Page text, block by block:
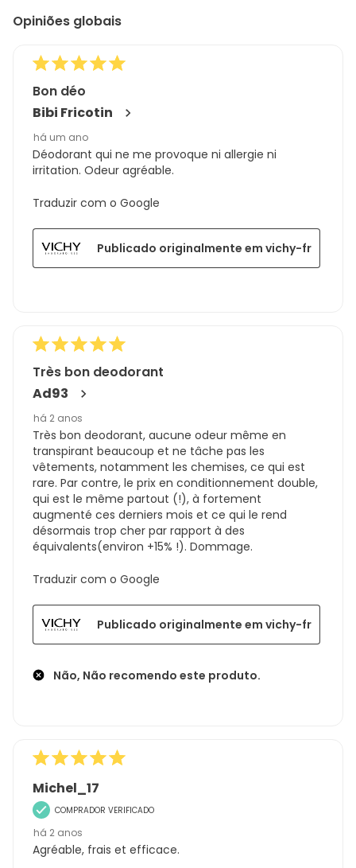
Opiniões globais
Bon déo
Bibi Fricotin
há um ano
Déodorant qui ne me provoque ni allergie ni
irritation. Odeur agréable.
Traduzir com o Google
Publicado originalmente em vichy-fr
Très bon deodorant
Ad93
há 2 anos
Très bon deodorant, aucune odeur même en
transpirant beaucoup et ne tâche pas les
vêtements, notamment les chemises, ce qui est
rare. Par contre, le prix en conditionnement double,
qui est le même partout (!), à fortement
augmenté ces derniers mois et ce qui le rend
désormais trop cher par rapport à des
équivalents(environ +15% !). Dommage.
Traduzir com o Google
Não, Não recomendo este produto.
Publicado originalmente em vichy-fr
Michel_17
COMPRADOR VERIFICADO
há 2 anos
Agréable, frais et efficace.